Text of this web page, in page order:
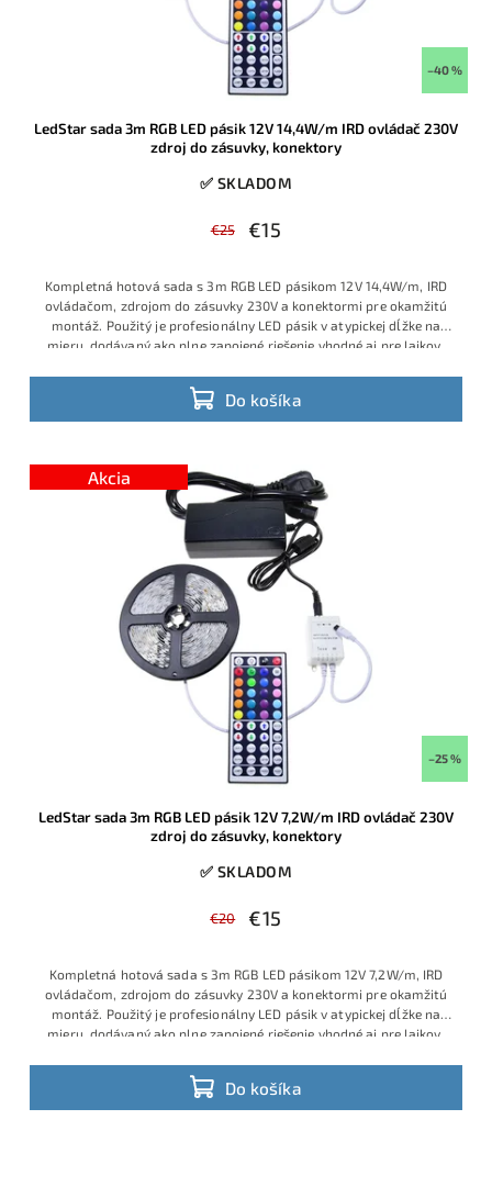
–40 %
LedStar sada 3m RGB LED pásik 12V 14,4W/m IRD ovládač 230V
zdroj do zásuvky, konektory
✅ SKLADOM
€25 €15
Do košíka
Kompletná hotová sada s 3m RGB LED pásikom 12V 14,4W/m, IRD
ovládačom, zdrojom do zásuvky 230V a konektormi pre okamžitú
montáž. Použitý je profesionálny LED pásik v atypickej dĺžke na
mieru, dodávaný ako plne zapojené riešenie vhodné aj pre laikov,
príslušenstva. Ide o obľúbený model s veľmi dobrým pomerom
ceny, výkonu a praktickosti, ktorý je v ponuke v obmedzenom
množstve a patrí medzi vyhľadávané hotové RGB sady.Výhodná
Akcia
–25 %
LedStar sada 3m RGB LED pásik 12V 7,2W/m IRD ovládač 230V
zdroj do zásuvky, konektory
✅ SKLADOM
€20 €15
Do košíka
Kompletná hotová sada s 3m RGB LED pásikom 12V 7,2W/m, IRD
ovládačom, zdrojom do zásuvky 230V a konektormi pre okamžitú
montáž. Použitý je profesionálny LED pásik v atypickej dĺžke na
mieru, dodávaný ako plne zapojené riešenie vhodné aj pre laikov,
príslušenstva. Ide o obľúbený model s veľmi dobrým pomerom
ceny, výkonu a praktickosti, ktorý je v ponuke v obmedzenom
množstve a patrí medzi vyhľadávané hotové RGB sady.Výhodná